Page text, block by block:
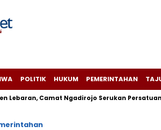
POLITIK HUKUM PEMERINTAHAN
Lebaran, Camat Ngadirojo Serukan